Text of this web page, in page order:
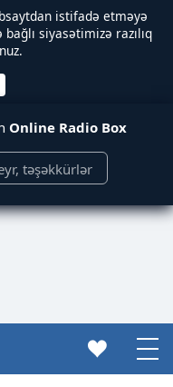
istifadə etməyə
siyasətimizə razılıq
Online Radio Box
təşəkkürlər